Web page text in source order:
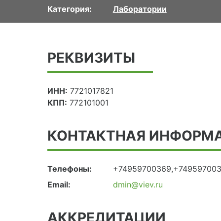
Категория: Лаборатории
РЕКВИЗИТЫ
ИНН: 7721017821
КПП: 772101001
КОНТАКТНАЯ
Телефоны:
Email:
dmin@viev.ru
АККРЕДИТАЦИИ